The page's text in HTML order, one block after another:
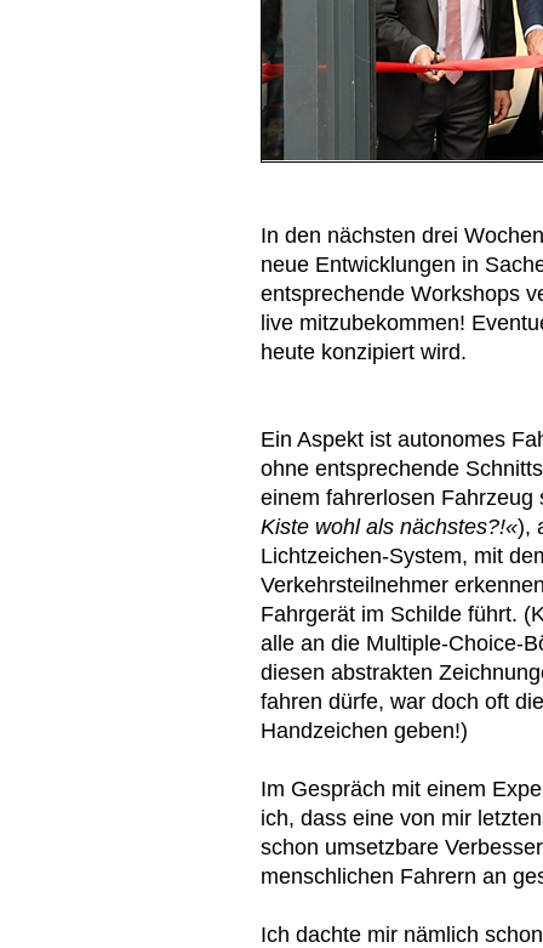
In den nächsten drei
neue Entwicklungen in
entsprechende Workshops
live mitzubekommen!
heute konzipiert wird.
Ein Aspekt ist autonomes
ohne entsprechende
einem fahrerlosen
Kiste wohl als nächstes?!«),
Lichtzeichen-System, mit
Verkehrsteilnehmer
Fahrgerät im Schilde führt.
alle an die Multiple-Choice-
diesen abstrakten
fahren dürfe, war doch oft
Handzeichen geben!)
Im Gespräch mit einem
ich, dass eine von mir
schon umsetzbare
menschlichen Fahrern an
Ich dachte mir nämlich